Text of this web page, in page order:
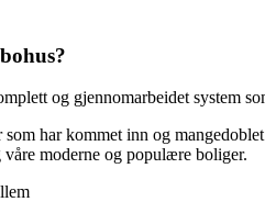
og gjennomarbeidet system
har kommet inn og
våre moderne og populære boliger.